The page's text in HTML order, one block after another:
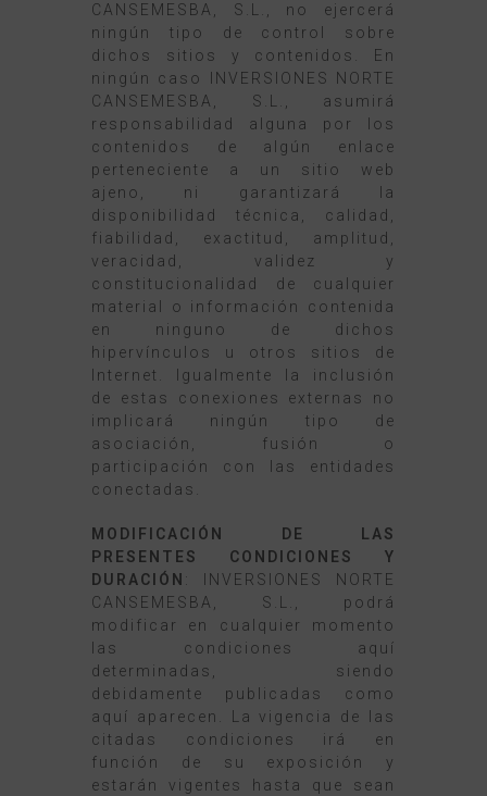
CANSEMESBA, S.L., no ejercerá
ningún tipo de control sobre
dichos sitios y contenidos. En
ningún caso INVERSIONES NORTE
CANSEMESBA, S.L., asumirá
responsabilidad alguna por los
contenidos de algún enlace
perteneciente a un sitio web
ajeno, ni garantizará la
disponibilidad técnica, calidad,
fiabilidad, exactitud, amplitud,
veracidad, validez y
constitucionalidad de cualquier
material o información contenida
en ninguno de dichos
hipervínculos u otros sitios de
Internet. Igualmente la inclusión
de estas conexiones externas no
implicará ningún tipo de
asociación, fusión o
participación con las entidades
conectadas.
MODIFICACIÓN DE LAS
PRESENTES CONDICIONES Y
DURACIÓN : INVERSIONES NORTE
CANSEMESBA, S.L., podrá
modificar en cualquier momento
las condiciones aquí
determinadas, siendo
debidamente publicadas como
aquí aparecen. La vigencia de las
citadas condiciones irá en
función de su exposición y
estarán vigentes hasta que sean